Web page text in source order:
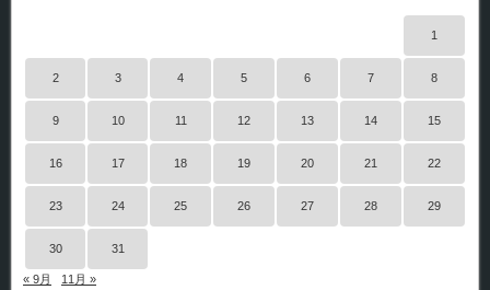
1
2 3 4 5 6 7 8
9 10 11 12 13 14 15
16 17 18 19 20 21 22
23 24 25 26 27 28 29
30 31
« 9月 11月 »